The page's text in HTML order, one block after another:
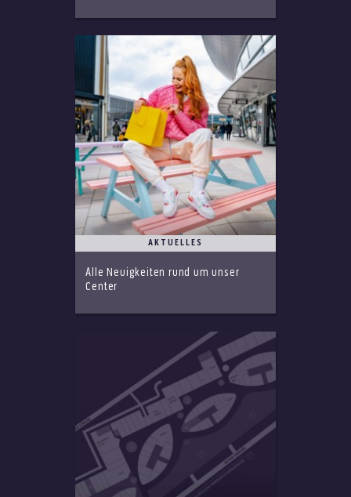
AKTUELLES
Alle Neuigkeiten rund um unser
Center